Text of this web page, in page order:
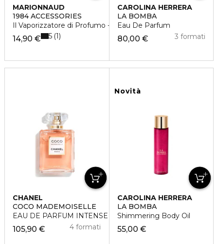
MARIONNAUD
1984 ACCESSORIES
Il Vaporizzatore di Profumo - Color Bianco
14,90 € 5 1
CAROLINA HERRERA
LA BOMBA
Eau De Parfum
80,00 € 3 formati
CHANEL
COCO MADEMOISELLE
EAU DE PARFUM INTENSE VAPORIZZATORE
105,90 € 4 formati
Novità
CAROLINA HERRERA
LA BOMBA
Shimmering Body Oil
55,00 €